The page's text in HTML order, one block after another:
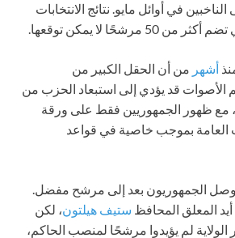
الناخبين في أوائل مايو. نتائج الانتخابات
أشهر من أن الحقل الكبير من
قد يؤدي إلى استبعاد الحزب من
مع ظهور الجمهوريين فقط على ورقة
العامة بموجب خاصية في قواعد
الجمهوريون بعد إلى مرشح مفضل.
أيد المعلق المحافظ ستيف هيلتون، لكن
لم يؤيدوا مرشحًا لمنصب الحاكم،